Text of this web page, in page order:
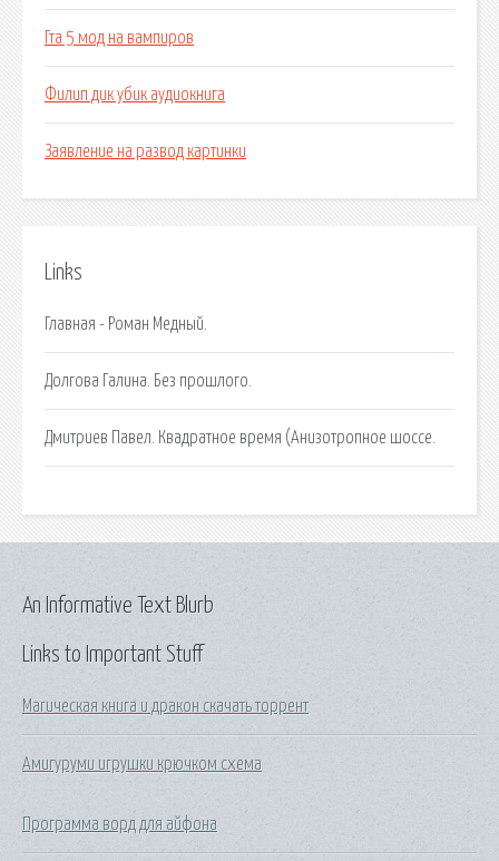
Гта 5 мод на вампиров
Филип дик убик аудиокнига
Заявление на развод картинки
Links
Главная - Роман Медный.
Долгова Галина. Без прошлого.
Дмитриев Павел. Квадратное время (Анизотропное шоссе.
Links to Important Stuff
Магическая книга и дракон скачать торрент
Амигуруми игрушки крючком схема
Программа ворд для айфона
An Informative Text Blurb